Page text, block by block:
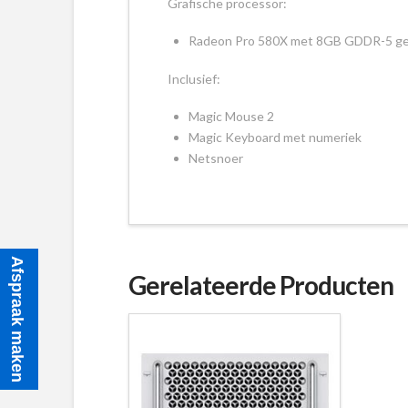
Grafische processor:
Radeon Pro 580X met 8GB GDDR-5
Inclusief:
Magic Mouse 2
Magic Keyboard met numeriek
Netsnoer
Gerelateerde Producten
Afspraak maken